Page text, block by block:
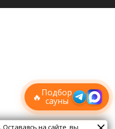
🔥Подбор
сауны
Подписывайтесь в Telegram или MAX —
пришлём свежие скидки
. Оставаясь на сайте, вы